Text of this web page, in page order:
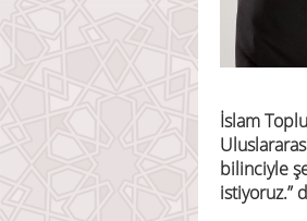
İslam
bilinciyle
istiyoruz.”